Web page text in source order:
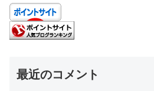
最近のコメント